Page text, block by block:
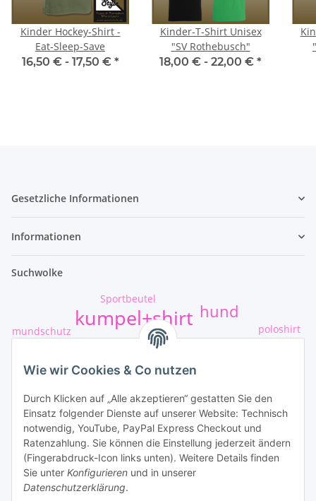
Wie wir Cookies & Co nutzen
Durch Klicken auf „Alle akzeptieren“ gestatten Sie den
Einsatz folgender Dienste auf unserer Website: Technisch
notwendig, YouTube, PayPal Express Checkout und
Ratenzahlung. Sie können die Einstellung jederzeit ändern
(Fingerabdruck-Icon links unten). Weitere Details finden
Sie unter Konfigurieren und in unserer
Datenschutzerklärung.
Kinder Hockey-Shirt -
Eat-Sleep-Save
16,50 € - 17,50 € *
Kinder-T-Shirt Unisex
"SV Rothebusch"
18,00 € - 22,00 € *
Gesetzliche Informationen
Informationen
Suchwolke
t-shirt-druck
kumpel+shirt
Ruhrpott mülheim
hund
mundschutz
Sportbeutel
Weste+rosehill
poloshirt
Unsere Leistungen